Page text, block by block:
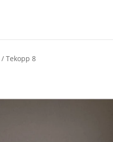
/ Tekopp 8